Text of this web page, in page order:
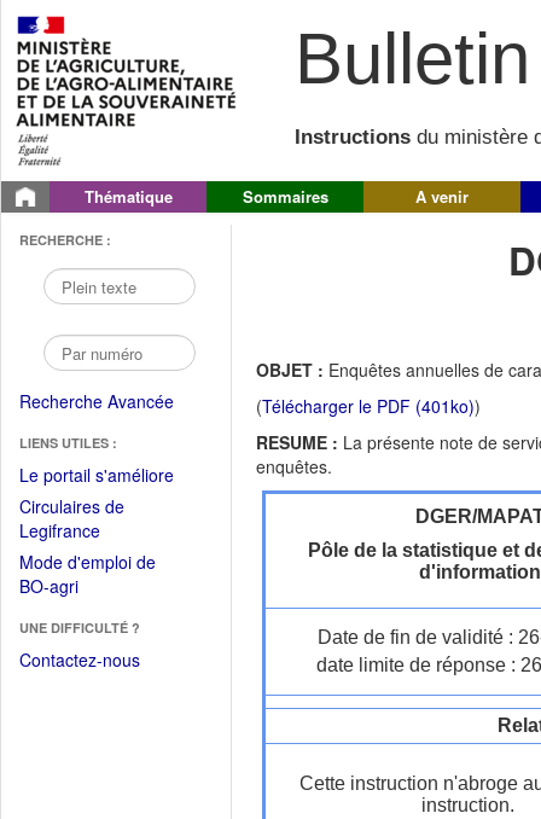
Instructions du ministère
Thématique Sommaires A venir
RECHERCHE :
Recherche Avancée
LIENS UTILES :
Le portail s'améliore(Fichier
Circulaires de
Legifrance(Ouvrir
dans
une
fenêtre)
Mode d'emploi de
BO-agri(Ouvrir
une
nouvelle
UNE DIFFICULTÉ ?
Contactez-nous
OBJET : Enquêtes annuelles de
(Télécharger le PDF (401ko))
RESUME : La présente note de
enquêtes.
DGER/
Pôle de la statistique et
d'information
Date de fin de validité :
date limite de réponse :
Cette instruction n'abroge
instruction.